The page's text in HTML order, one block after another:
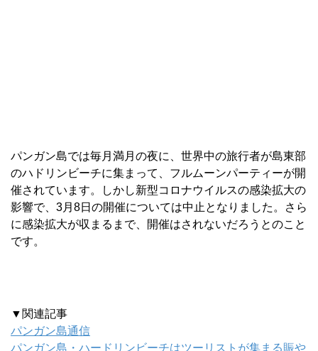
パンガン島では毎月満月の夜に、世界中の旅行者が島東部
のハドリンビーチに集まって、フルムーンパーティーが開
催されています。しかし新型コロナウイルスの感染拡大の
影響で、3月8日の開催については中止となりました。さら
に感染拡大が収まるまで、開催はされないだろうとのこと
です。
▼関連記事
パンガン島通信
パンガン島・ハードリンビーチはツーリストが集まる賑や